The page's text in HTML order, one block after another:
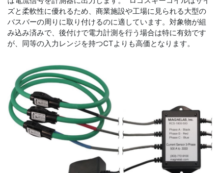
ズと柔軟性に優れるため、商業施設や工場に見られる大型の
バスバーの周りに取り付けるのに適しています。対象物が組
み込み済みで、後付けで電力計測を行う場合は特に有効です
が、同等の入力レンジを持つCTよりも高価となります。